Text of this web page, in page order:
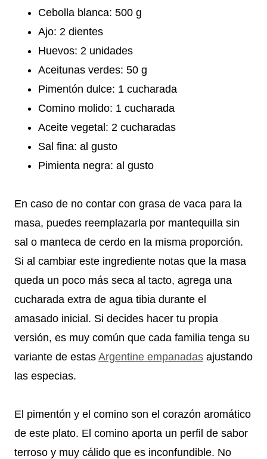
Cebolla blanca: 500 g
Ajo: 2 dientes
Huevos: 2 unidades
Aceitunas verdes: 50 g
Pimentón dulce: 1 cucharada
Comino molido: 1 cucharada
Aceite vegetal: 2 cucharadas
Sal fina: al gusto
Pimienta negra: al gusto
En caso de no contar con grasa de vaca para la
masa, puedes reemplazarla por mantequilla sin
sal o manteca de cerdo en la misma proporción.
Si al cambiar este ingrediente notas que la masa
queda un poco más seca al tacto, agrega una
cucharada extra de agua tibia durante el
amasado inicial. Si decides hacer tu propia
versión, es muy común que cada familia tenga su
variante de estas Argentine empanadas ajustando
las especias.
El pimentón y el comino son el corazón aromático
de este plato. El comino aporta un perfil de sabor
terroso y muy cálido que es inconfundible. No